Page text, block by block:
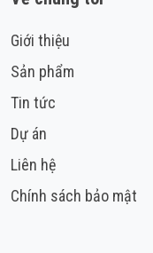
Giới thiệu
Sản phẩm
Tin tức
Dự án
Liên hệ
Chính sách bảo mật